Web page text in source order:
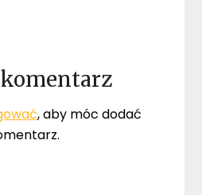
, aby móc dodać